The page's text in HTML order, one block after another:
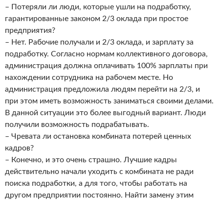
– Потеряли ли люди, которые ушли на подработку,
гарантированные законом 2/3 оклада при простое
предприятия?
– Нет. Рабочие получали и 2/3 оклада, и зарплату за
подработку. Согласно нормам коллективного договора,
администрация должна оплачивать 100% зарплаты при
нахождении сотрудника на рабочем месте. Но
администрация предложила людям перейти на 2/3, и
при этом иметь возможность заниматься своими делами.
В данной ситуации это более выгодный вариант. Люди
получили возможность подрабатывать.
– Чревата ли остановка комбината потерей ценных
кадров?
– Конечно, и это очень страшно. Лучшие кадры
действительно начали уходить с комбината не ради
поиска подработки, а для того, чтобы работать на
другом предприятии постоянно. Найти замену этим